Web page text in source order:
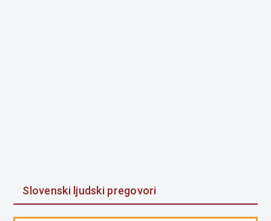
Slovenski ljudski pregovori